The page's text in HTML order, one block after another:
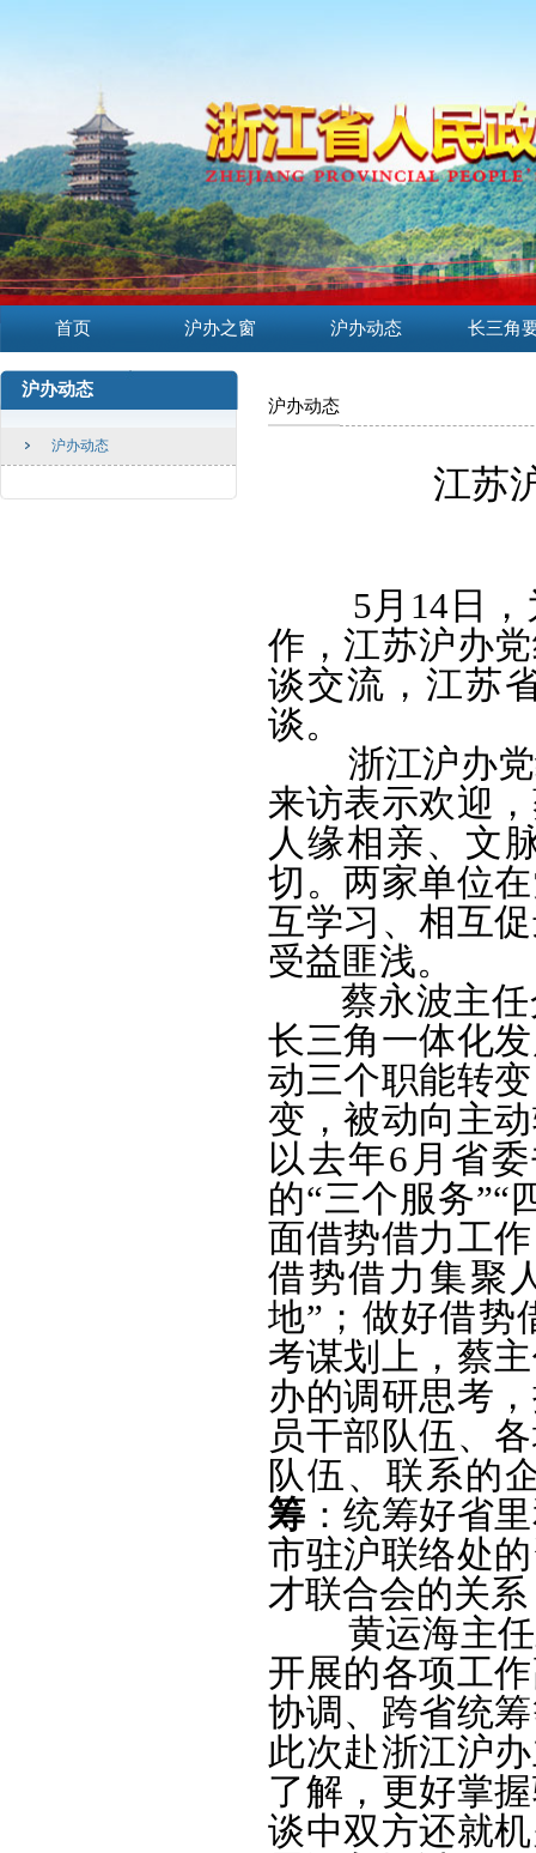
首页 沪办之窗 沪办动态 长三角
沪办动态
沪办动态
沪办动态
江苏
5月14日，为
作，江苏沪办
谈交流，江苏
谈。
浙江沪办党
来访表示欢迎
人缘相亲、文
切。两家单位
互学习、相互
受益匪浅。
蔡永波主任
长三角一体化
动三个职能转
变，被动向主
以去年6月省
的“三个服务”“
面借势借力工
借势借力集聚
地”；做好借势
考谋划上，蔡
办的调研思考
员干部队伍、
队伍、联系的
筹 ：统筹好省
市驻沪联络处
才联合会的关
黄运海主任
开展的各项工
协调、跨省统
此次赴浙江沪
了解，更好掌
谈中双方还就